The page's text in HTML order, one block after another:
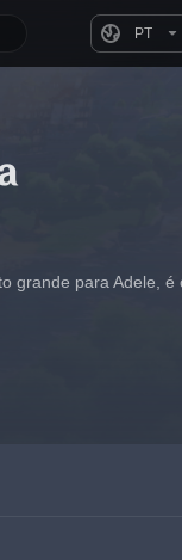
PT
grande para Adele, é